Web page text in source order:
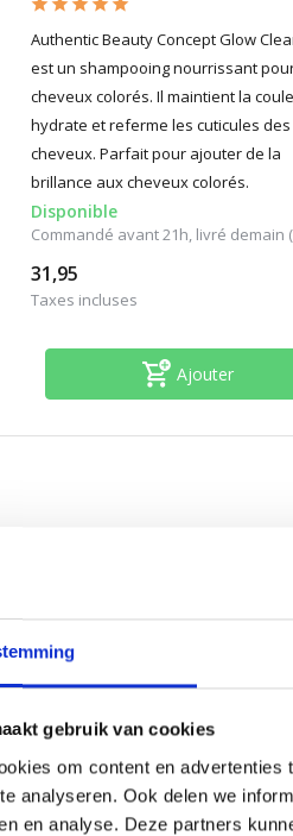
gebruik van cookies
om content en
analyseren. Ook delen we
en analyse. Deze partners
Authentic Beauty Concept Glow
est un shampooing nourrissant
cheveux colorés. Il maintient la
hydrate et referme les cuticules des
cheveux. Parfait pour ajouter de la
brillance aux cheveux colorés.
Disponible
Commandé avant 21h, livré demain
31,95
Taxes incluses
Ajouter
Authentic Beauty Concept
Glow Mask